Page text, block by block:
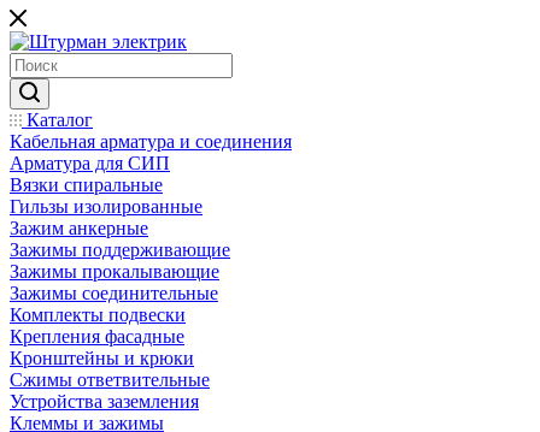
Каталог
Кабельная арматура и соединения
Арматура для СИП
Вязки спиральные
Гильзы изолированные
Зажим анкерные
Зажимы поддерживающие
Зажимы прокалывающие
Зажимы соединительные
Комплекты подвески
Крепления фасадные
Кронштейны и крюки
Сжимы ответвительные
Устройства заземления
Клеммы и зажимы